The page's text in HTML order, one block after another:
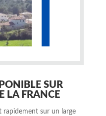
SUR
LA FRANCE
rapidement sur un large